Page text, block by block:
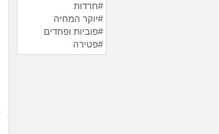
#חרדות
#יוקר המחיה
#פוביות ופחדים
#פטירה